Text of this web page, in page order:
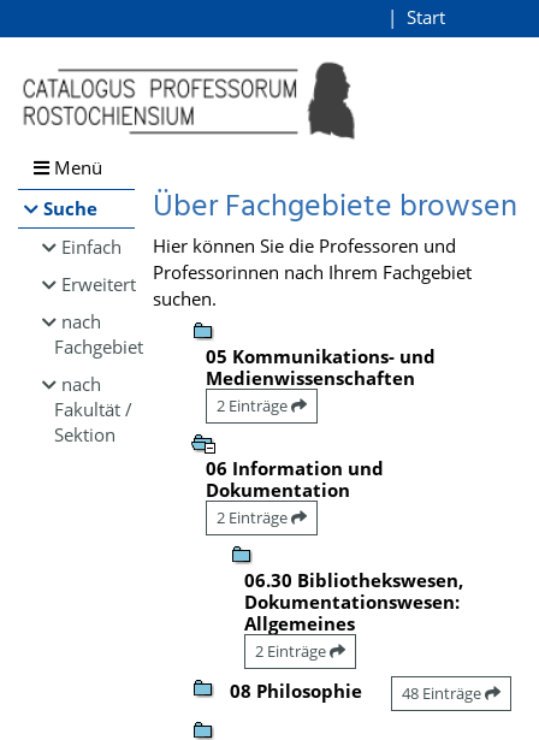
Browsen
direkt zum Inhalt
Start
Menü
Suche
Einfach
Erweitert
nach
Fachgebiet
nach
Fakultät /
Sektion
Über Fachgebiete browsen
Hier können Sie die Professoren und
Professorinnen nach Ihrem Fachgebiet
suchen.
05 Kommunikations- und
Medienwissenschaften
2 Einträge
06 Information und
Dokumentation
2 Einträge
06.30 Bibliothekswesen,
Dokumentationswesen:
Allgemeines
2 Einträge
08 Philosophie 48 Einträge